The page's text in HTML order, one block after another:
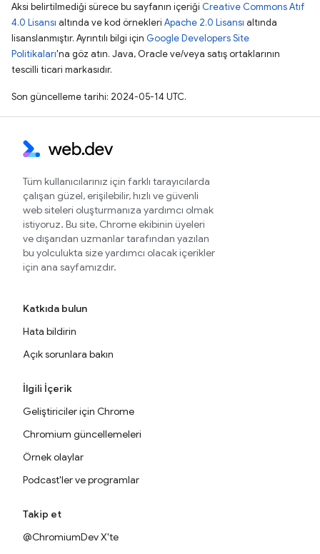
Aksi belirtilmediği sürece bu sayfanın içeriği Creative Commons Atıf
4.0 Lisansı altında ve kod örnekleri Apache 2.0 Lisansı altında
lisanslanmıştır. Ayrıntılı bilgi için Google Developers Site
Politikaları'na göz atın. Java, Oracle ve/veya satış ortaklarının
tescilli ticari markasıdır.
Son güncelleme tarihi: 2024-05-14 UTC.
Tüm kullanıcılarınız için farklı tarayıcılarda
çalışan güzel, erişilebilir, hızlı ve güvenli
web siteleri oluşturmanıza yardımcı olmak
istiyoruz. Bu site, Chrome ekibinin üyeleri
ve dışarıdan uzmanlar tarafından yazılan
bu yolculukta size yardımcı olacak içerikler
için ana sayfamızdır.
Katkıda bulun
Hata bildirin
Açık sorunlara bakın
İlgili İçerik
Geliştiriciler için Chrome
Chromium güncellemeleri
Örnek olaylar
Podcast'ler ve programlar
Takip et
@ChromiumDev X'te